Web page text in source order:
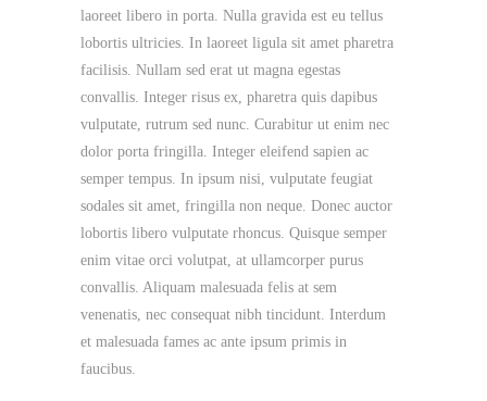
laoreet libero in porta. Nulla gravida est eu tellus
lobortis ultricies. In laoreet ligula sit amet pharetra
facilisis. Nullam sed erat ut magna egestas
convallis. Integer risus ex, pharetra quis dapibus
vulputate, rutrum sed nunc. Curabitur ut enim nec
dolor porta fringilla. Integer eleifend sapien ac
semper tempus. In ipsum nisi, vulputate feugiat
sodales sit amet, fringilla non neque. Donec auctor
lobortis libero vulputate rhoncus. Quisque semper
enim vitae orci volutpat, at ullamcorper purus
convallis. Aliquam malesuada felis at sem
venenatis, nec consequat nibh tincidunt. Interdum
et malesuada fames ac ante ipsum primis in
faucibus.